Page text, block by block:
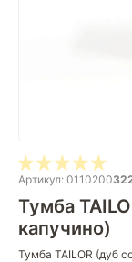
Артикул: 0110200
Тумба
капучино)
Тумба TAILOR (дуб